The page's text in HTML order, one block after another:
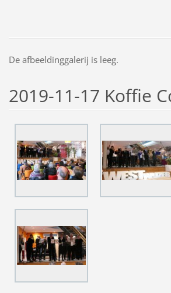
De afbeeldinggalerij is leeg.
2019-11-17 Koffie